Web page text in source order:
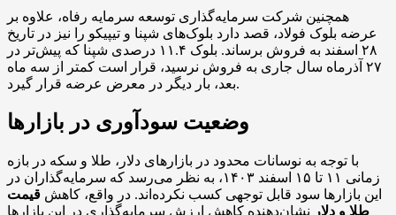
همچنین شرکت سرمایه‌گذاری توسعه سرمایه رفاه، علاوه بر
عرضه بلوک فولاد، قصد دارد بلوک‌های شپنا و تیپیکو را نیز در تاریخ
۲۸ اسفند به فروش برساند. بلوک ۱۱.۴ درصدی شپنا که پیش‌تر در
۲۷ آذرماه سال جاری به فروش نرسید، قرار است کمتر از سه ماه
بعد، بار دیگر در معرض عرضه قرار گیرد.
وضعیت سودآوری در بازارها
با توجه به نوسانات محدود در بازارهای دلار، طلا و سکه در بازه
زمانی ۱۱ تا ۱۵ اسفند ۱۴۰۳، به نظر می‌رسد که سرمایه‌گذاران در
این بازارها سود قابل توجهی کسب نکرده‌اند. در واقع، کاهش قیمت
طلا و دلار نشان‌دهنده کاهش ارزش سرمایه‌گذاری در این بازارها